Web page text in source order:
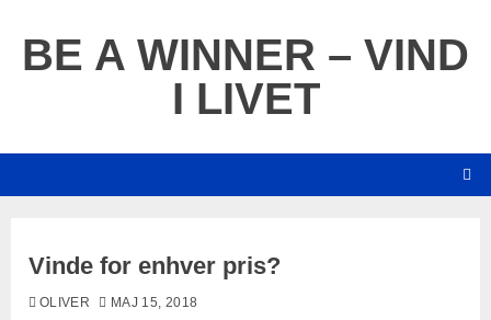
contentBE A WINNER – VIND
I LIVET
Vinde for enhver pris?
OLIVER MAJ 15, 2018